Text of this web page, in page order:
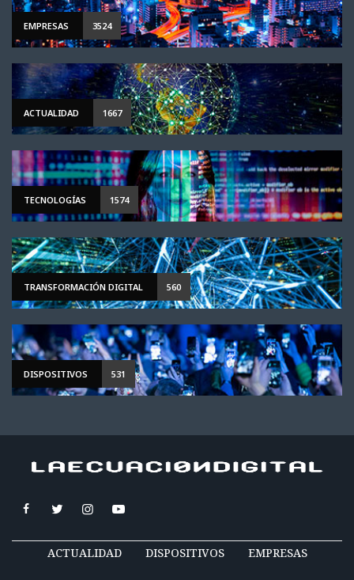
EMPRESAS 3524
ACTUALIDAD 1667
TECNOLOGÍAS 1574
TRANSFORMACIÓN DIGITAL 560
DISPOSITIVOS 531
ACTUALIDAD DISPOSITIVOS EMPRESAS